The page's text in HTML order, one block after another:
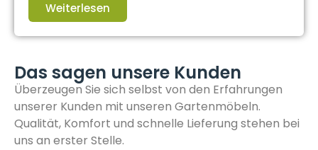
Weiterlesen
Das sagen unsere Kunden
Überzeugen Sie sich selbst von den Erfahrungen
unserer Kunden mit unseren Gartenmöbeln.
Qualität, Komfort und schnelle Lieferung stehen bei
uns an erster Stelle.